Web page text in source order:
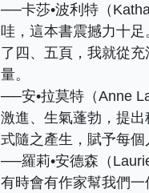
──卡莎•波利特（
哇，這本書震撼力十
了四、五頁，我就從
量。
──安•拉莫特（Anne
激進、生氣蓬勃，提
式隨之產生，賦予每個
──羅莉•安德森（
有時會有作家幫我們